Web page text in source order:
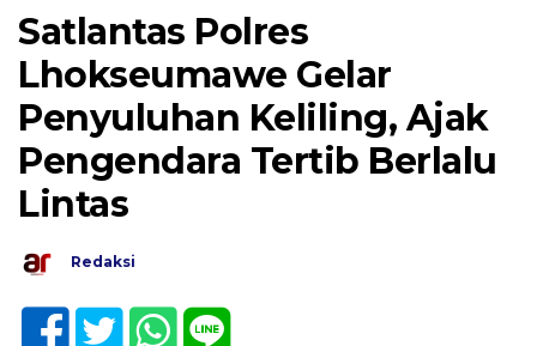
Satlantas Polres
Lhokseumawe Gelar
Penyuluhan Keliling, Ajak
Pengendara Tertib Berlalu
Lintas
Redaksi